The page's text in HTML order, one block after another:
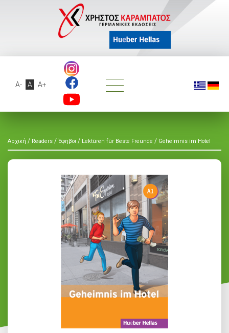
A- A A+
Αρχική / Readers / Έφηβοι / Lektüren für Beste Freunde / Geheimnis im Hotel